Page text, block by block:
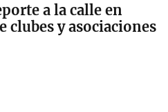
a la calle en
clubes y asociaciones